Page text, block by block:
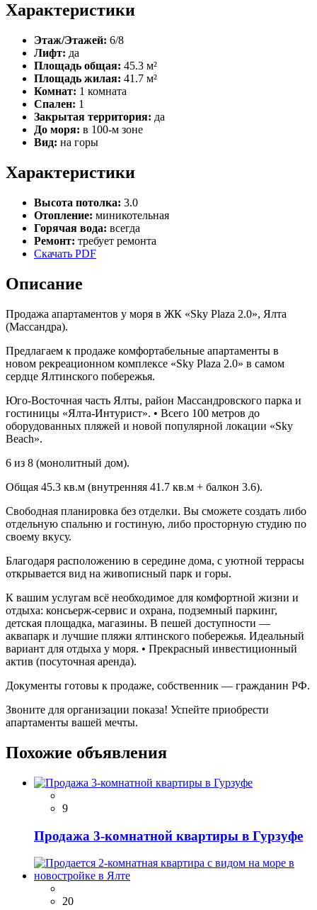
Характеристики
Этаж/Этажей: 6/8
Лифт: да
Площадь общая: 45.3 м²
Площадь жилая: 41.7 м²
Комнат: 1 комната
Спален: 1
Закрытая территория: да
До моря: в 100-м зоне
Вид: на горы
Характеристики
Высота потолка: 3.0
Отопление: миникотельная
Горячая вода: всегда
Ремонт: требует ремонта
Скачать PDF
Описание
Продажа апартаментов у моря в ЖК «Sky Plaza 2.0», Ялта
(Массандра).
Предлагаем к продаже комфортабельные апартаменты в
новом рекреационном комплексе «Sky Plaza 2.0» в самом
сердце Ялтинского побережья.
Юго-Восточная часть Ялты, район Массандровского парка и
гостиницы «Ялта-Интурист». • Всего 100 метров до
оборудованных пляжей и новой популярной локации «Sky
Beach».
6 из 8 (монолитный дом).
Общая 45.3 кв.м (внутренняя 41.7 кв.м + балкон 3.6).
Свободная планировка без отделки. Вы сможете создать либо
отдельную спальню и гостиную, либо просторную студию по
своему вкусу.
Благодаря расположению в середине дома, с уютной террасы
открывается вид на живописный парк и горы.
К вашим услугам всё необходимое для комфортной жизни и
отдыха: консьерж-сервис и охрана, подземный паркинг,
детская площадка, магазины. В пешей доступности —
аквапарк и лучшие пляжи ялтинского побережья. Идеальный
вариант для отдыха у моря. • Прекрасный инвестиционный
актив (посуточная аренда).
Документы готовы к продаже, собственник — гражданин РФ.
Звоните для организации показа! Успейте приобрести
апартаменты вашей мечты.
Похожие объявления
9
Продажа 3-комнатной квартиры в Гурзуфе
20